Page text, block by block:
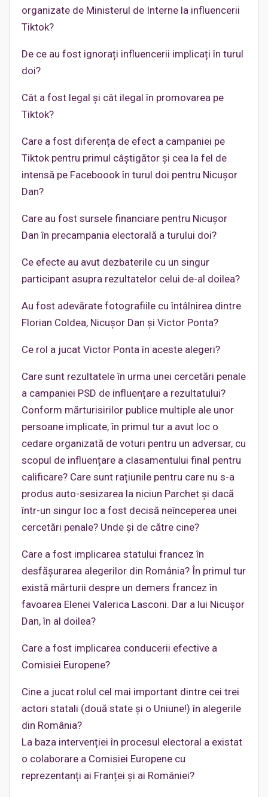
organizate de Ministerul de Interne la influencerii
Tiktok?
De ce au fost ignorați influencerii implicați în turul
doi?
Cât a fost legal și cât ilegal în promovarea pe
Tiktok?
Care a fost diferența de efect a campaniei pe
Tiktok pentru primul câștigător și cea la fel de
intensă pe Faceboook în turul doi pentru Nicușor
Dan?
Care au fost sursele financiare pentru Nicușor
Dan în precampania electorală a turului doi?
Ce efecte au avut dezbaterile cu un singur
participant asupra rezultatelor celui de-al doilea?
Au fost adevărate fotografiile cu întâlnirea dintre
Florian Coldea, Nicușor Dan și Victor Ponta?
Ce rol a jucat Victor Ponta în aceste alegeri?
Care sunt rezultatele în urma unei cercetări penale
a campaniei PSD de influențare a rezultatului?
Conform mărturisirilor publice multiple ale unor
persoane implicate, în primul tur a avut loc o
cedare organizată de voturi pentru un adversar, cu
scopul de influențare a clasamentului final pentru
calificare? Care sunt rațiunile pentru care nu s-a
produs auto-sesizarea la niciun Parchet și dacă
într-un singur loc a fost decisă neînceperea unei
cercetări penale? Unde și de către cine?
Care a fost implicarea statului francez în
desfășurarea alegerilor din România? În primul tur
există mărturii despre un demers francez în
favoarea Elenei Valerica Lasconi. Dar a lui Nicușor
Dan, în al doilea?
Care a fost implicarea conducerii efective a
Comisiei Europene?
Cine a jucat rolul cel mai important dintre cei trei
actori statali (două state și o Uniune!) în alegerile
din România?
La baza intervenției în procesul electoral a existat
o colaborare a Comisiei Europene cu
reprezentanți ai Franței și ai României?